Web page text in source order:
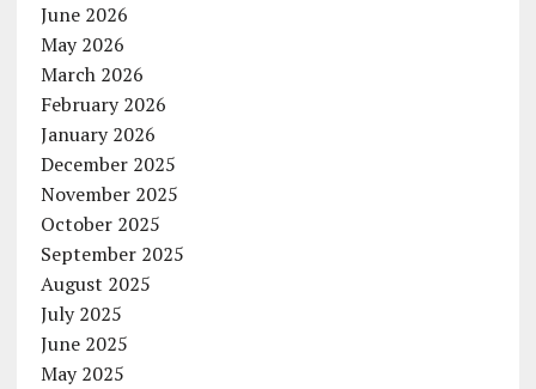
June 2026
May 2026
March 2026
February 2026
January 2026
December 2025
November 2025
October 2025
September 2025
August 2025
July 2025
June 2025
May 2025